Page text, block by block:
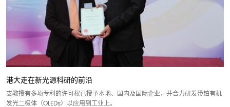
港大走在新光源科研的前沿
支教授有多项专利的许可权已授予本地、国内及国际企业，并合力研发带铂有机
发光二极体（OLEDs）以应用到工业上。